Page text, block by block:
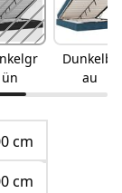
ün
Dunkelbl
au
cm
cm